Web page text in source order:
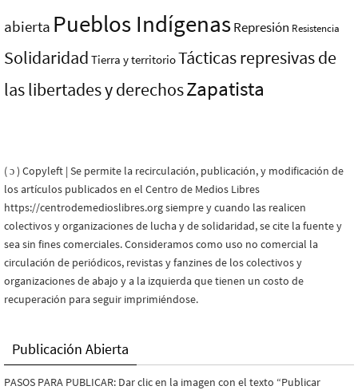
abierta Pueblos Indí­genasRepresión Resistencia
Solidaridad Tierra y territorioTácticas represivas de
las libertades y derechosZapatista
( ɔ ) Copyleft | Se permite la recirculación, publicación, y modificación de
los artículos publicados en el Centro de Medios Libres
https://centrodemedioslibres.org siempre y cuando las realicen
colectivos y organizaciones de lucha y de solidaridad, se cite la fuente y
sea sin fines comerciales. Consideramos como uso no comercial la
circulación de periódicos, revistas y fanzines de los colectivos y
organizaciones de abajo y a la izquierda que tienen un costo de
recuperación para seguir imprimiéndose.
Publicación Abierta
PASOS PARA PUBLICAR: Dar clic en la imagen con el texto “Publicar